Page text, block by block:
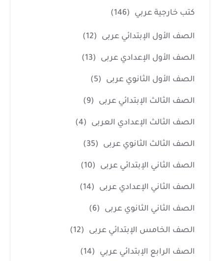
كتب خارجية عربي (146)
الصف الأول الإبتدائي عربى (12)
الصف الأول الإعدادي عربى (13)
الصف الأول الثانوي عربى (5)
الصف الثالث الإبتدائي عربى (9)
الصف الثالث الإعدادي العربى (4)
الصف الثالث الثانوي عربى (35)
الصف الثاني الإبتدائي عربى (10)
الصف الثاني الإعدادي عربى (14)
الصف الثاني الثانوي عربى (6)
الصف الخامس الإبتدائي عربى (12)
الصف الرابع الإبتدائي عربي (14)